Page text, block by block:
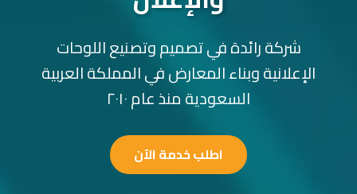
شركة رائدة في تصميم وتصنيع اللوحات
الإعلانية وبناء المعارض في المملكة العربية
السعودية منذ عام ٢٠١٠
اطلب خدمة الآن